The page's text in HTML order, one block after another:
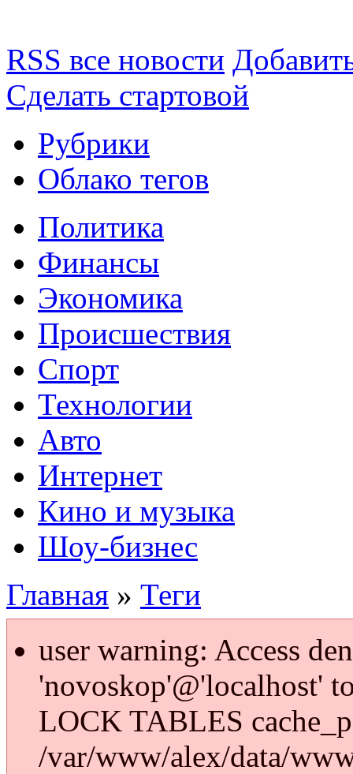
RSS все новости
Сделать стартовой
Рубрики
Облако тегов
Политика
Финансы
Экономика
Происшествия
Спорт
Технологии
Авто
Интернет
Кино и музыка
Шоу-бизнес
Главная » Теги
user warning: Access
'novoskop'@'localhost'
LOCK TABLES
/var/www/alex/data/